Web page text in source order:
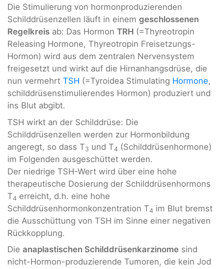
Die Stimulierung von hormonproduzierenden
Schilddrüsenzellen läuft in einem geschlossenen
Regelkreis ab: Das Hormon TRH (=Thyreotropin
Releasing Hormone, Thyreotropin Freisetzungs-
Hormon) wird aus dem zentralen Nervensystem
freigesetzt und wirkt auf die Hirnanhangsdrüse, die
nun vermehrt TSH (=Tyroidea Stimulating Hormone,
schilddrüsenstimulierendes Hormon) produziert und
ins Blut abgibt.
TSH wirkt an der Schilddrüse: Die
Schilddrüsenzellen werden zur Hormonbildung
angeregt, so dass T3 und T4 (Schilddrüsenhormone)
im Folgenden ausgeschüttet werden.
Der niedrige TSH-Wert wird über eine hohe
therapeutische Dosierung der Schilddrüsenhormons
T4 erreicht, d.h. eine hohe
Schilddrüsenhormonkonzentration T4 im Blut bremst
die Ausschüttung von TSH im Sinne einer negativen
Rückkopplung.
Die anaplastischen Schilddrüsenkarzinome sind
nicht-Hormon-produzierende Tumoren, die kein Jod